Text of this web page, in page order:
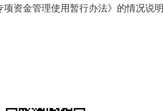
资金管理使用暂行办法》的情况说明